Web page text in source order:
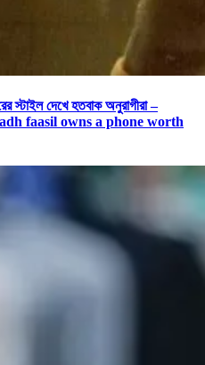
স্টাইল দেখে হতবাক অনুরাগীরা –
faasil owns a phone worth